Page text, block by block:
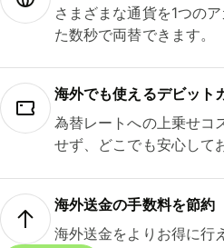
さまざまな通貨を1つの
た数秒で両替できます。
海外でも使えるデビット
為替レートへの上乗せコ
せず、どこでも安心して
海外送金の手数料を節約
海外送金をよりお得に行